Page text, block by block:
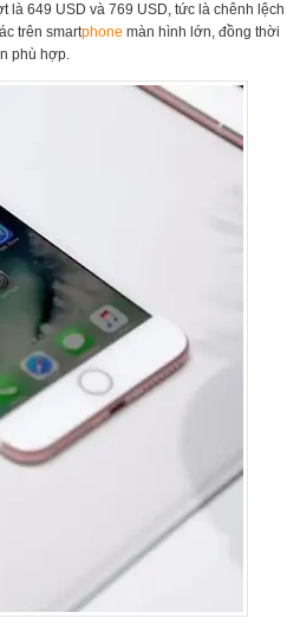
là 649 USD và 769 USD, tức là chênh lệch
trên smartphone màn hình lớn, đồng thời
phù hợp.